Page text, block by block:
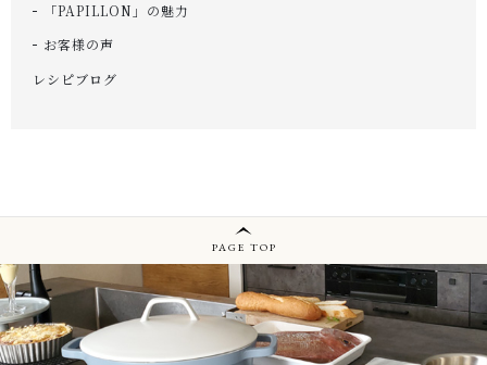
「PAPILLON」の魅力
お客様の声
レシピブログ
PAGE TOP